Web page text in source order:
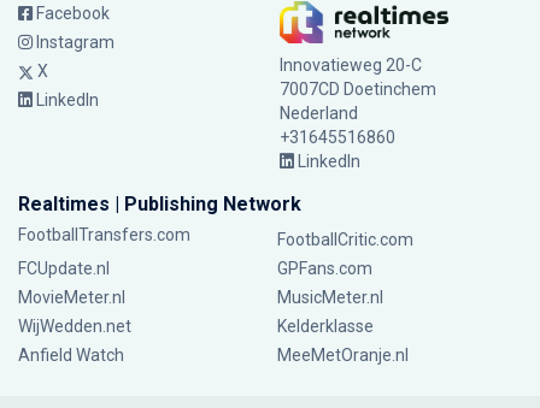
Facebook
Instagram
X
LinkedIn
Innovatieweg 20-C
7007CD Doetinchem
Nederland
+31645516860
LinkedIn
Realtimes | Publishing Network
FootballTransfers.com
FootballCritic.com
FCUpdate.nl
GPFans.com
MovieMeter.nl
MusicMeter.nl
WijWedden.net
Kelderklasse
Anfield Watch
MeeMetOranje.nl